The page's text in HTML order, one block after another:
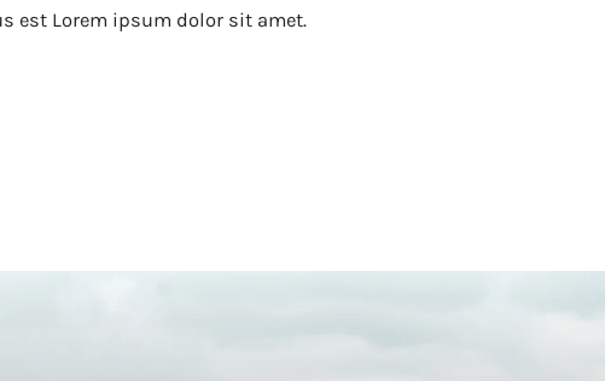
est Lorem ipsum dolor sit amet.